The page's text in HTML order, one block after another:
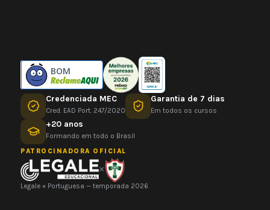
BOM
Credenciada MEC
Cred. EAD Port. 247/2020
Garantia de 7 dias
Em todos os cursos
+20 anos
Formando em todo o Brasil
PATROCINADORA OFICIAL
×
Legale × Portuguesa — temporada 2026